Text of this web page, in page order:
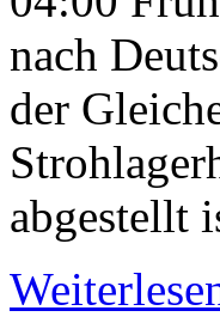
nach
der
abgestellt